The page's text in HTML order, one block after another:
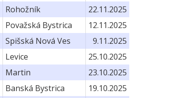
Rohožník
22.11.2025
Považská Bystrica
12.11.2025
Spišská Nová Ves
9.11.2025
Levice
25.10.2025
Martin
23.10.2025
Banská Bystrica
19.10.2025